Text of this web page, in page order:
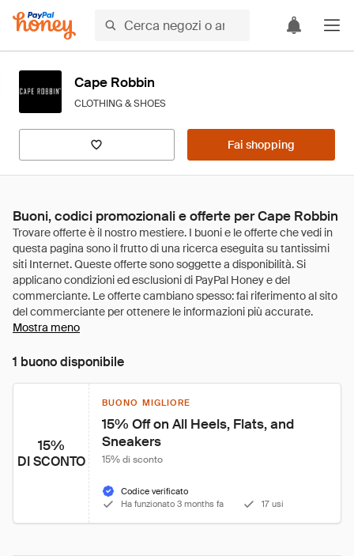
Cape Robbin
CLOTHING & SHOES
Fai shopping
Buoni, codici promozionali e offerte per Cape Robbin
Mostra meno
1 buono disponibile
15%
DI SCONTO
BUONO MIGLIORE
15% Off on All Heels, Flats, and
Sneakers
15% di sconto
Codice verificato
Ha funzionato 3 months fa
17 usi